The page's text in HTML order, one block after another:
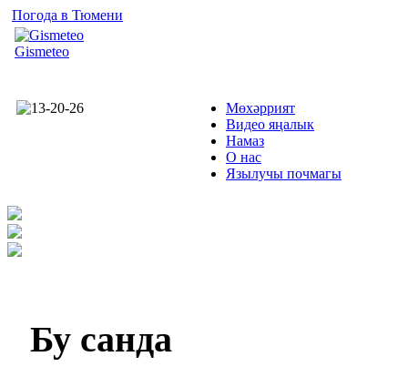
Погода в Тюмени
Gismeteo
Мөхәррият
Видео яңалык
Намаз
О нас
Язылучы почмагы
Бу санда